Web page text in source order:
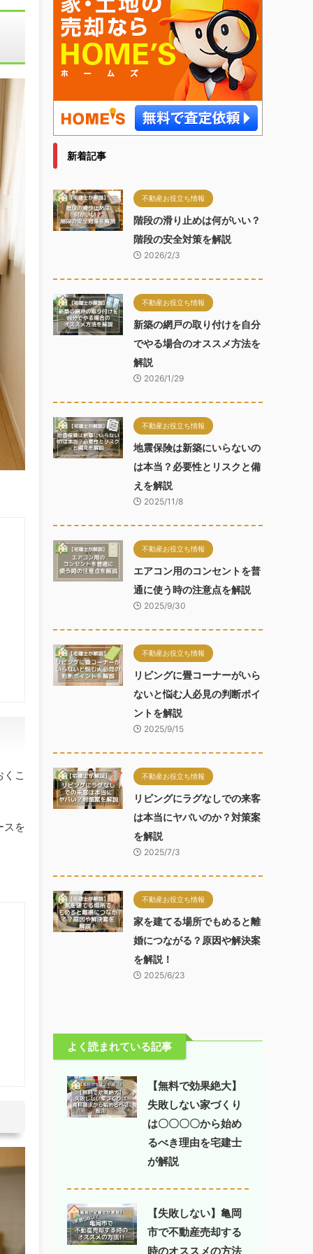
こ
スを
新着記事
不動産お役立ち情報
階段の滑り止めは何がいい？
階段の安全対策を解説
2026/2/3
不動産お役立ち情報
新築の網戸の取り付けを自分
でやる場合のオススメ方法を
解説
2026/1/29
不動産お役立ち情報
地震保険は新築にいらないの
は本当？必要性とリスクと備
えを解説
2025/11/8
不動産お役立ち情報
エアコン用のコンセントを普
通に使う時の注意点を解説
2025/9/30
不動産お役立ち情報
リビングに畳コーナーがいら
ないと悩む人必見の判断ポイ
ントを解説
2025/9/15
不動産お役立ち情報
リビングにラグなしでの来客
は本当にヤバいのか？対策案
を解説
2025/7/3
不動産お役立ち情報
家を建てる場所でもめると離
婚につながる？原因や解決案
を解説！
2025/6/23
よく読まれている記事
【無料で効果絶大】
失敗しない家づくり
は〇〇〇〇から始め
るべき理由を宅建士
が解説
【失敗しない】亀岡
市で不動産売却する
時のオススメの方法